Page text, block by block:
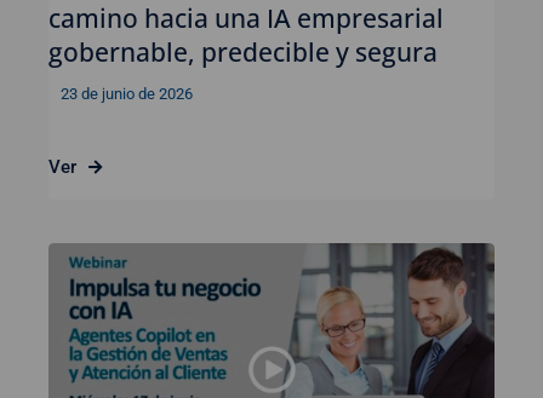
camino hacia una IA empresarial
gobernable, predecible y segura
23 de junio de 2026
Ver